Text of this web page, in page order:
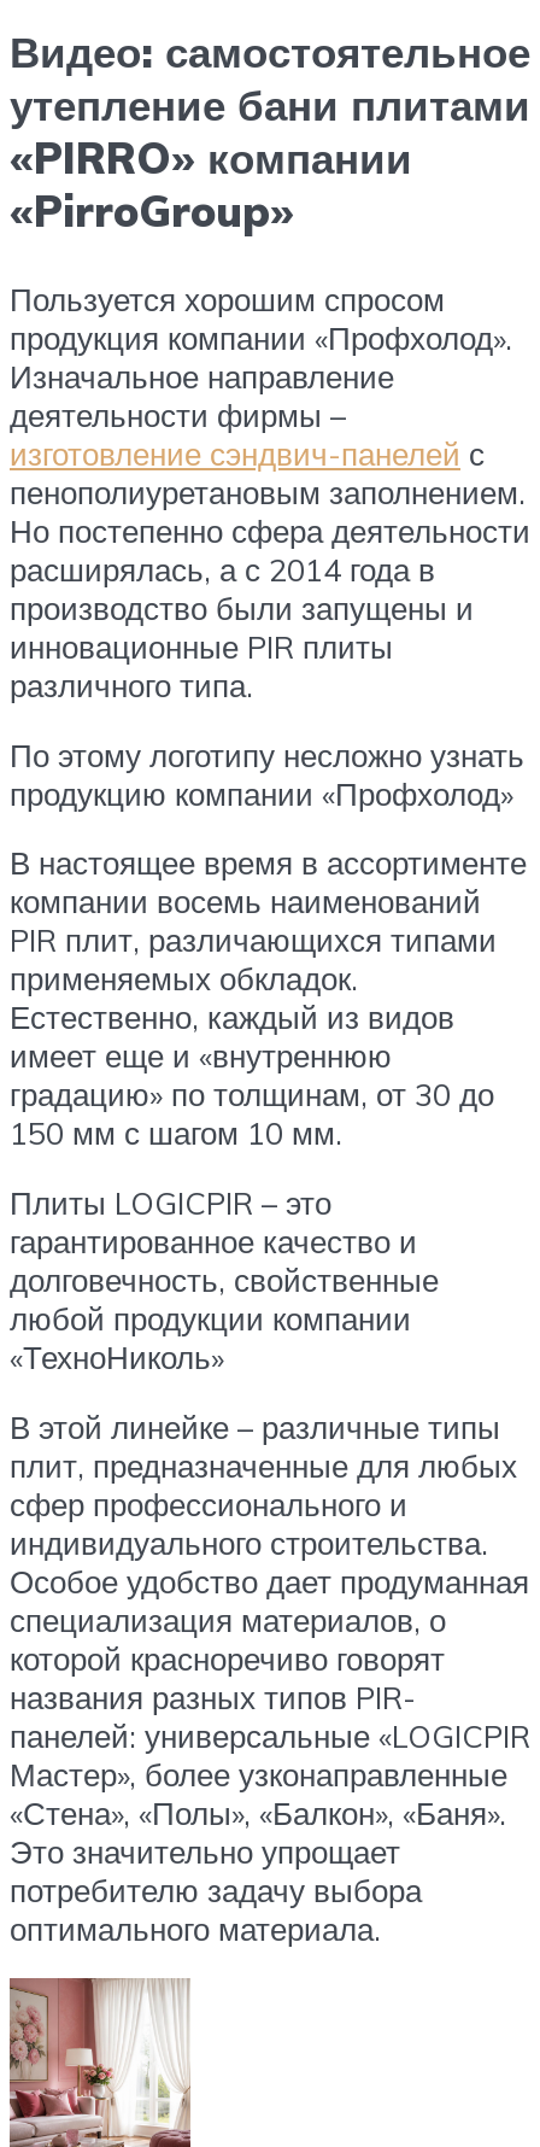
Видео: самостоятельное
утепление бани плитами
«PIRRO» компании
«PirroGroup»
Пользуется хорошим спросом
продукция компании «Профхолод».
Изначальное направление
деятельности фирмы –
изготовление сэндвич-панелей с
пенополиуретановым заполнением.
Но постепенно сфера деятельности
расширялась, а с 2014 года в
производство были запущены и
инновационные PIR плиты
различного типа.
По этому логотипу несложно узнать
продукцию компании «Профхолод»
В настоящее время в ассортименте
компании восемь наименований
PIR плит, различающихся типами
применяемых обкладок.
Естественно, каждый из видов
имеет еще и «внутреннюю
градацию» по толщинам, от 30 до
150 мм с шагом 10 мм.
Плиты LOGICPIR – это
гарантированное качество и
долговечность, свойственные
любой продукции компании
«ТехноНиколь»
В этой линейке – различные типы
плит, предназначенные для любых
сфер профессионального и
индивидуального строительства.
Особое удобство дает продуманная
специализация материалов, о
которой красноречиво говорят
названия разных типов PIR-
панелей: универсальные «LOGICPIR
Мастер», более узконаправленные
«Стена», «Полы», «Балкон», «Баня».
Это значительно упрощает
потребителю задачу выбора
оптимального материала.